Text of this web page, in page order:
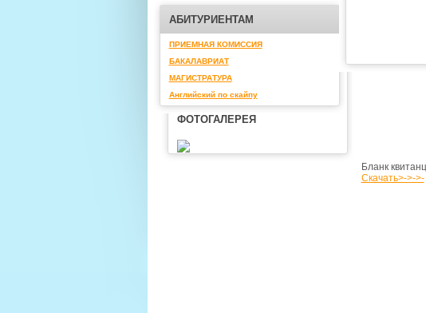
АБИТУРИЕНТАМ
ПРИЕМНАЯ КОМИССИЯ
БАКАЛАВРИАТ
МАГИСТРАТУРА
Английский по скайпу
ФОТОГАЛЕРЕЯ
Бланк
Скачать>->->-